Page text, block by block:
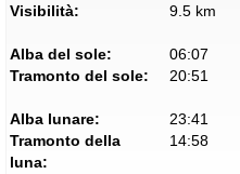
Visibilità:
9.5 km
Alba del sole:
06:07
Tramonto del sole:
20:51
Alba lunare:
23:41
Tramonto della
luna:
14:58